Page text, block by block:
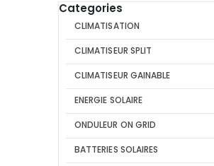
Categories
CLIMATISATION
CLIMATISEUR SPLIT
CLIMATISEUR GAINABLE
ENERGIE SOLAIRE
ONDULEUR ON GRID
BATTERIES SOLAIRES